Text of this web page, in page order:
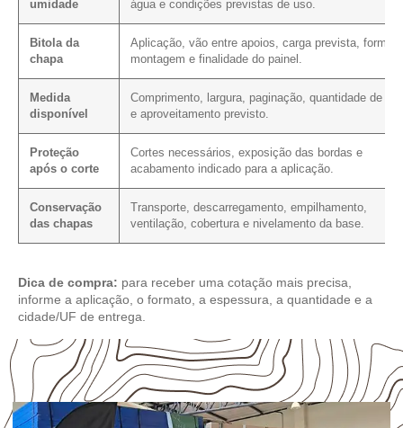
umidade
água e condições previstas de uso.
Bitola da
chapa
Aplicação, vão entre apoios, carga prevista, forma
montagem e finalidade do painel.
Medida
disponível
Comprimento, largura, paginação, quantidade de
e aproveitamento previsto.
Proteção
após o corte
Cortes necessários, exposição das bordas e
acabamento indicado para a aplicação.
Conservação
das chapas
Transporte, descarregamento, empilhamento,
ventilação, cobertura e nivelamento da base.
Dica de compra: para receber uma cotação mais precisa,
informe a aplicação, o formato, a espessura, a quantidade e a
cidade/UF de entrega.